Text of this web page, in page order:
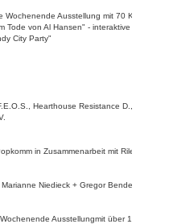
Wochenende Ausstellung mit 70 Künstler
Tode von Al Hansen" - interaktive
City Party"
Hearthouse Resistance D.,
in Zusammenarbeit mit Riley Reinold
Niedieck + Gregor Bendel,
Ausstellungmit über 100